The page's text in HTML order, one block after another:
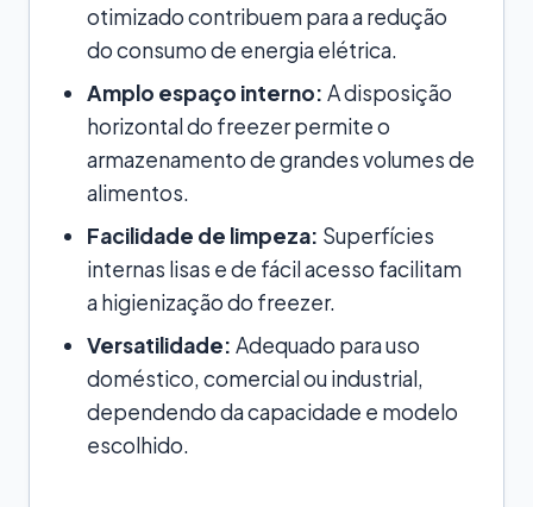
otimizado contribuem para a redução
do consumo de energia elétrica.
Amplo espaço interno: A disposição
horizontal do freezer permite o
armazenamento de grandes volumes de
alimentos.
Facilidade de limpeza: Superfícies
internas lisas e de fácil acesso facilitam
a higienização do freezer.
Versatilidade: Adequado para uso
doméstico, comercial ou industrial,
dependendo da capacidade e modelo
escolhido.